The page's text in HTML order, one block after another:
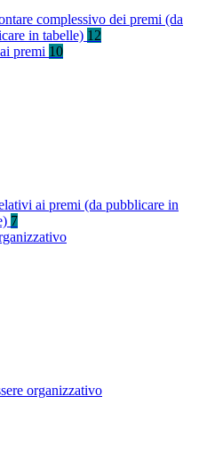
complessivo dei premi (da
in tabelle) 12
premi 10
ai premi (da pubblicare in
7
organizzativo